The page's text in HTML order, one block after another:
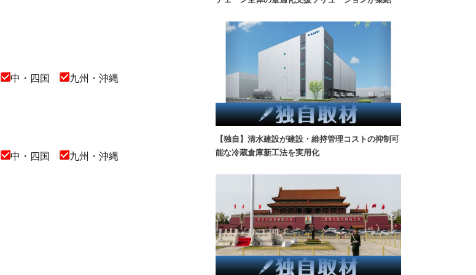
中・四国 九州・沖縄
中・四国 九州・沖縄
【独自】清水建設が建設・維持管理コストの抑制可
能な冷蔵倉庫新工法を実用化